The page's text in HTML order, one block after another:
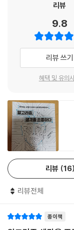
나는 당신이 더 엄격
---「5장 | 알고리즘으
6. 심리 타깃팅은 우
험하기도 하지만, 우
체인저가 될 수도 있
완전히 다른 사람의
을 이제 경험할 수 있다.
---「6장 | 심리 타깃
7. 그들의 판단은 우리
오류, 즉 “그럴 가치가
중 적어도 하나에 근거
중에 자세히 설명하겠
자 있을 권리를 포기
는 걸 포기한다는 뜻
른 사람들이 내 마음속
방적으로 당하고 있는
저자는 현대 심리 타
하는 일’에 비유한다.
고 할 때, 기업과 정부
개의 자유로운 선택
말지를 넘어, 누구를
정보 보호가 필요하다
“알고리즘은 삶의 무
저축은 늘리고 우울
법
기술은 중립적이라고
더 나은 세상을 만들
성격 프로필을 해석해
성실성 여부라고 생각
다. 저자는 작은 마을
팅 연구를 능숙하게
계에 침투하는지 보여
고 주도할 수 있는지
- 댄 애리얼리 (《미스빌리
흥미진진한 이 책은 알
어떻게 구성하는지,
인간 본성에 대한 깊은
재력과 함정을 더 잘
개인정보를 넘기는 대
은 디지털 발자국이
- 파이낸셜 타임스
리뷰
9.8
리뷰 쓰기
혜택 및 유의
리뷰 16
리뷰전체
종이책